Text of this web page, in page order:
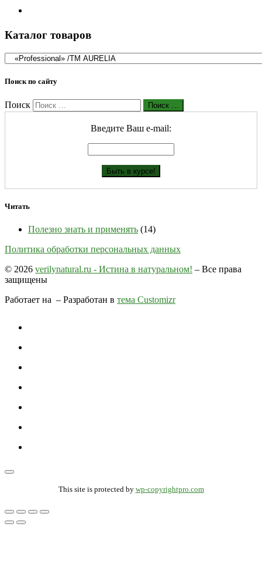
Каталог товаров
Поиск по сайту
Поиск Поиск …
Введите Ваш е-mail:
Читать
Полезно знать и применять (14)
Политика обработки персональных данных
© 2026 verilynatural.ru - Истина в натуральном! – Все права
защищены
Работает на – Разработан в тема Customizr
This site is protected by wp-copyrightpro.com